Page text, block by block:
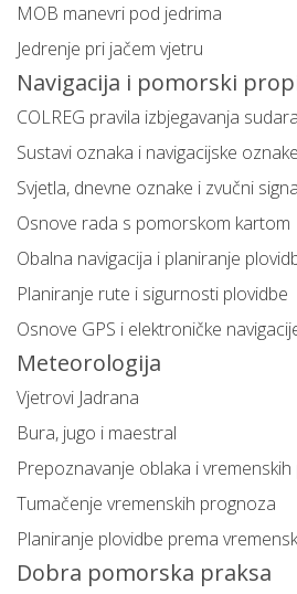
MOB manevri pod jedrima
Jedrenje pri jačem vjetru
Navigacija i pomorski
COLREG pravila izbjegavanja
Sustavi oznaka i navigacijske oznake
Svjetla, dnevne oznake i zvučni
Osnove rada s pomorskom kartom
Obalna navigacija i planiranje
Planiranje rute i sigurnosti plovidbe
Osnove GPS i elektroničke
Meteorologija
Vjetrovi Jadrana
Bura, jugo i maestral
Prepoznavanje oblaka i vremenskih
Tumačenje vremenskih prognoza
Planiranje plovidbe prema
Dobra pomorska praksa